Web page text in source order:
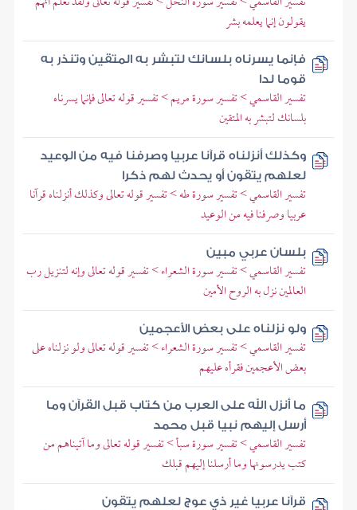
يقولون إنما يعلمه بشر
فإنما يسرناه بلسانك لتبشر به المتقين وتنذر به
قوما لدا
تفسير القاسمي > تفسير سورة مريم > تفسير قوله تعالى فإنما يسرناه
بلسانك لتبشر به المتقين
وكذلك أنزلناه قرآنا عربيا وصرفنا فيه من الوعيد
لعلهم يتقون أو يحدث لهم ذكرا
تفسير القاسمي > تفسير سورة طه > تفسير قوله تعالى وكذلك أنزلناه قرآنا
عربيا وصرفنا فيه من الوعيد
بلسان عربي مبين
تفسير القاسمي > تفسير سورة الشعراء > تفسير قوله تعالى وإنه لتنزيل رب
العالمين نزل به الروح الأمين
ولو نزلناه على بعض الأعجمين
تفسير القاسمي > تفسير سورة الشعراء > تفسير قوله تعالى ولو نزلناه على
بعض الأعجمين فقرأه عليهم
ما أنزل الله على العرب من كتاب قبل القرآن وما
أرسل إليهم نبيا قبل محمد
تفسير القاسمي > تفسير سورة سبأ > تفسير قوله تعالى وما آتيناهم من
كتب يدرسونها وما أرسلنا إليهم قبلك
قرآنا عربيا غير ذي عوج لعلهم يتقون